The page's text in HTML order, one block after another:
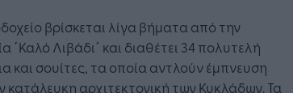
βρίσκεται λίγα βήματα από την
΄Καλό Λιβάδι΄ και διαθέτει 34 πολυτελή
και σουίτες, τα οποία αντλούν έμπνευση
κατάλευκη αρχιτεκτονική των Κυκλάδων. Τα